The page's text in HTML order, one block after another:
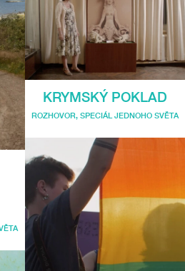
KRYMSKÝ POKLAD
ROZHOVOR, SPECIÁL JEDNOHO SVĚTA